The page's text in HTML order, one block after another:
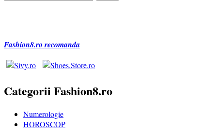
Fashion8.ro recomanda
Categorii Fashion8.ro
Numerologie
HOROSCOP